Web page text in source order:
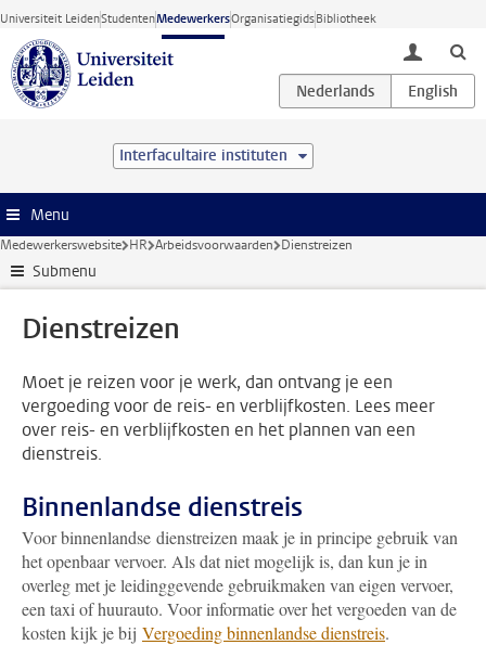
Ga direct naar de inhoud
Universiteit LeidenStudentenMedewerkersOrganisatiegidsBibliotheek
toggle
Interfacultaire instituten
Menu
Medewerkerswebsite HR Arbeidsvoorwaarden Dienstreizen
Submenu
Dienstreizen
Moet je reizen voor je werk, dan ontvang je een
vergoeding voor de reis- en verblijfkosten. Lees meer
over reis- en verblijfkosten en het plannen van een
dienstreis.
Binnenlandse dienstreis
Voor binnenlandse dienstreizen maak je in principe gebruik van
het openbaar vervoer. Als dat niet mogelijk is, dan kun je in
overleg met je leidinggevende gebruikmaken van eigen vervoer,
een taxi of huurauto. Voor informatie over het vergoeden van de
kosten kijk je bij Vergoeding binnenlandse dienstreis.